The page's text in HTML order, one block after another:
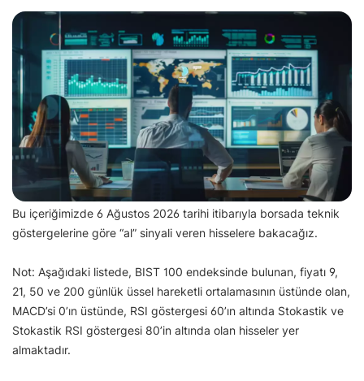
Bu içeriğimizde 6 Ağustos 2026 tarihi itibarıyla borsada teknik
göstergelerine göre “al” sinyali veren hisselere bakacağız.
Not: Aşağıdaki listede, BIST 100 endeksinde bulunan, fiyatı 9,
21, 50 ve 200 günlük üssel hareketli ortalamasının üstünde olan,
MACD’si 0’ın üstünde, RSI göstergesi 60’ın altında Stokastik ve
Stokastik RSI göstergesi 80’in altında olan hisseler yer
almaktadır.